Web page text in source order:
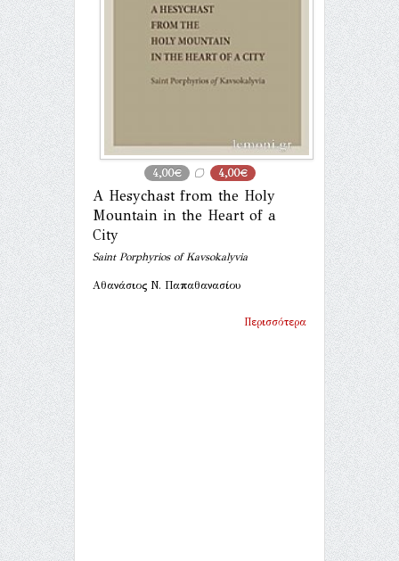
4,00€ 4,00€
A Hesychast from the Holy
Mountain in the Heart of a
City
Saint Porphyrios of Kavsokalyvia
Αθανάσιος Ν. Παπαθανασίου
Περισσότερα